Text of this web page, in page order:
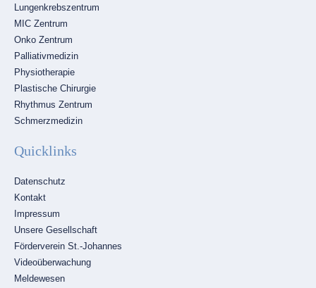
Lungenkrebszentrum
MIC Zentrum
Onko Zentrum
Palliativmedizin
Physiotherapie
Plastische Chirurgie
Rhythmus Zentrum
Schmerzmedizin
Quicklinks
Navigation
überspringen
Datenschutz
Kontakt
Impressum
Unsere Gesellschaft
Förderverein St.-Johannes
Videoüberwachung
Meldewesen